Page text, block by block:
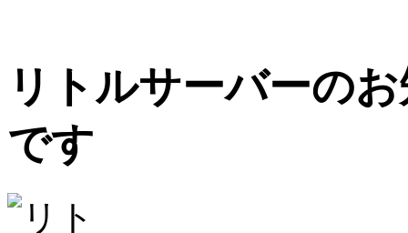
リトルサーバーの
です